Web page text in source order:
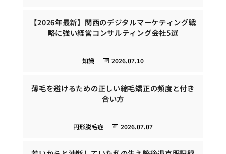
【2026年最新】関西のデジタルマーケティング戦
略に強い経営コンサルティング会社5選
2026.07.10
知識
薄毛を避けるための正しい縮毛矯正の頻度と付き
合い方
2026.07.07
円形脱毛症